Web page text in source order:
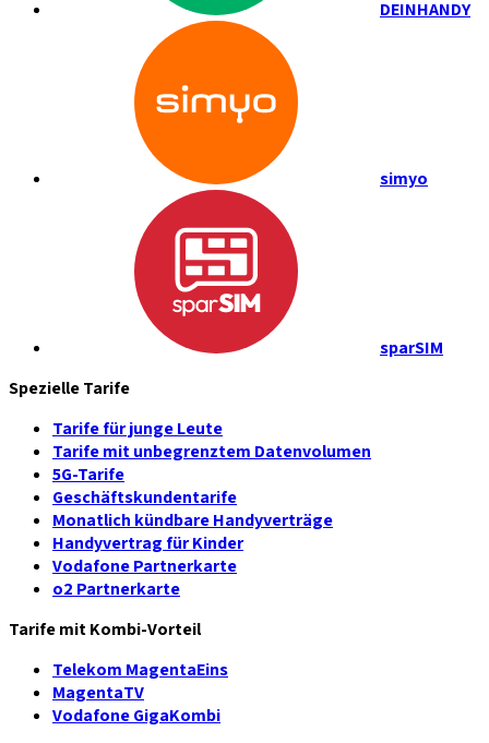
DEINHANDY
simyo
sparSIM
Spezielle Tarife
Tarife für junge Leute
Tarife mit unbegrenztem Datenvolumen
5G-Tarife
Geschäftskundentarife
Monatlich kündbare Handyverträge
Handyvertrag für Kinder
Vodafone Partnerkarte
o2 Partnerkarte
Tarife mit Kombi-Vorteil
Telekom MagentaEins
MagentaTV
Vodafone GigaKombi